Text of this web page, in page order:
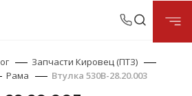
Запчасти Кировец (ПТЗ)
Рама Втулка 530В-28.20.003